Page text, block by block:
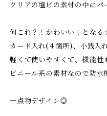
クリアの塩ビの素材の中に
何これ？！かわいい！となる
カード入れ(４箇所)、小銭入
軽くて使いやすくて、機能
ビニール系の素材なので防水
一点物デザイン◎